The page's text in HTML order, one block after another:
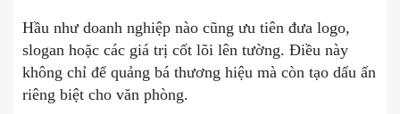
Hầu như doanh nghiệp nào cũng ưu tiên đưa logo,
slogan hoặc các giá trị cốt lõi lên tường. Điều này
không chỉ để quảng bá thương hiệu mà còn tạo dấu ấn
riêng biệt cho văn phòng.